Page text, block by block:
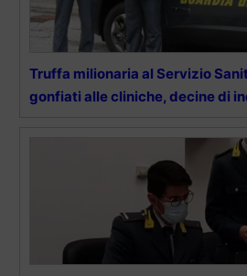
Truffa milionaria al Servizio
gonfiati alle cliniche, decine di